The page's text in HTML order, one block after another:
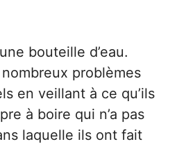
bouteille d’eau.
problèmes
en veillant à ce qu’ils
à boire qui n’a pas
laquelle ils ont fait